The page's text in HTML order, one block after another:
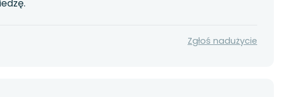
Zgłoś nadużycie